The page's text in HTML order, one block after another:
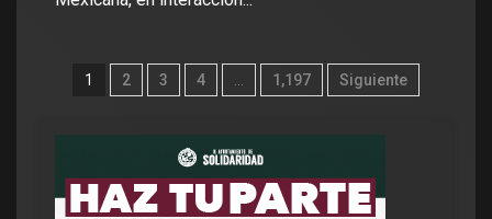
1 2 3 4 … 1,197 Siguiente